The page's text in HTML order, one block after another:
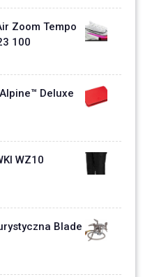
Zoom Tempo
100
Deluxe
WZ10
Blade